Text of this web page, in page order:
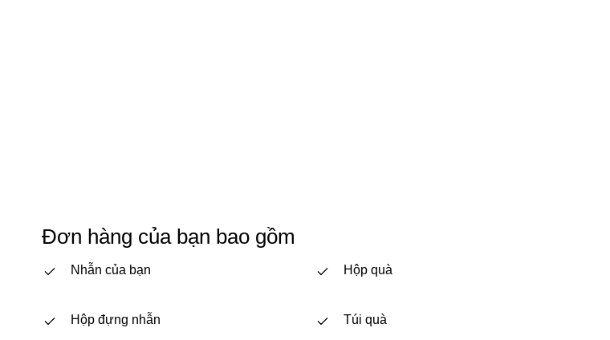
Đơn hàng của bạn bao gồm
Nhẫn của bạn
Hộp đựng nhẫn
Hộp quà
Túi quà